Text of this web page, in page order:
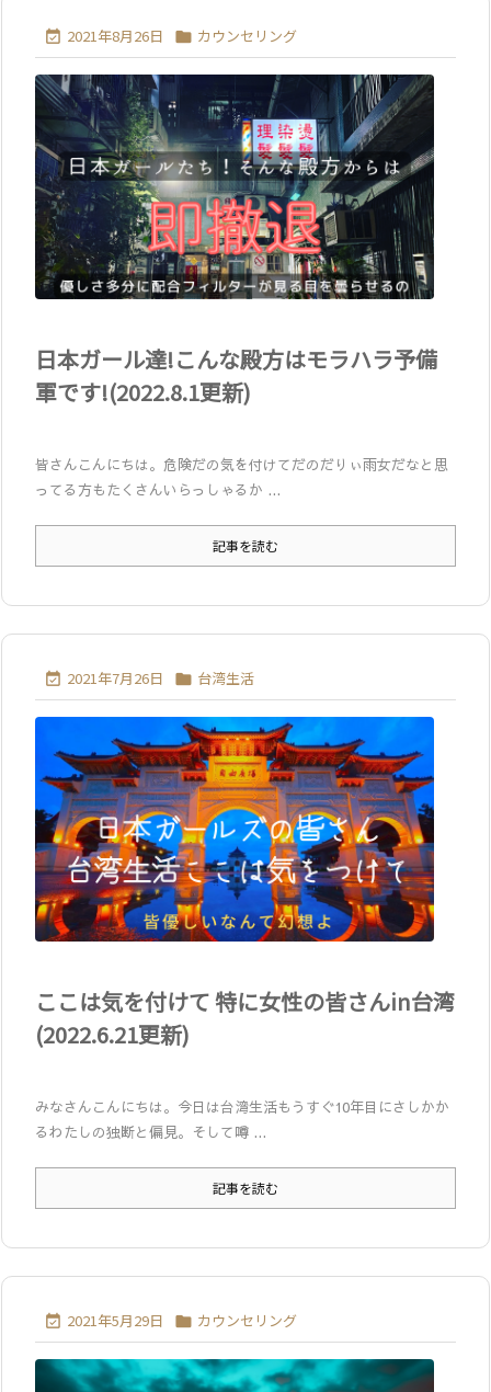
 2021年8月26日  カウンセリング
日本ガール達!こんな殿方はモラハラ予備
軍です!(2022.8.1更新)
皆さんこんにちは。危険だの気を付けてだのだりぃ雨女だなと思
ってる方もたくさんいらっしゃるか ...
記事を読む
 2021年7月26日  台湾生活
ここは気を付けて 特に女性の皆さんin台湾
(2022.6.21更新)
みなさんこんにちは。今日は台湾生活もうすぐ10年目にさしかか
るわたしの独断と偏見。そして噂 ...
記事を読む
 2021年5月29日  カウンセリング